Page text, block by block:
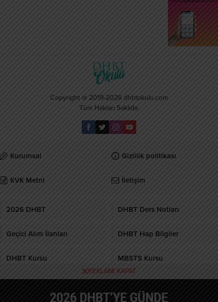
Copyright @ 2019-2026 dhbtokulu.com
Tüm Hakları Saklıdır.
Kurumsal Gizlilik politikası
KVK Metni İletişim
2026 DHBT DHBT Ders Notları
Geçici Alım İlanları DHBT Hap Bilgiler
DHBT Kursu MBSTS Kursu
REKLAMI KAPAT